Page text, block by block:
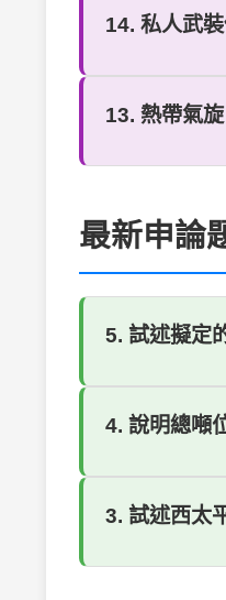
14. 私人武
13. 熱帶氣
最新申論
5. 試述擬定
4. 說明總噸
3. 試述西太